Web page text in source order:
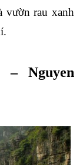
vườn rau xanh
– Nguyen